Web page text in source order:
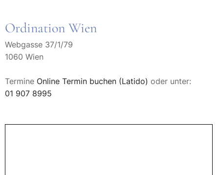
Ordination Wien
Webgasse 37/1/79
1060 Wien
Termine Online Termin buchen (Latido) oder unter:
01 907 8995